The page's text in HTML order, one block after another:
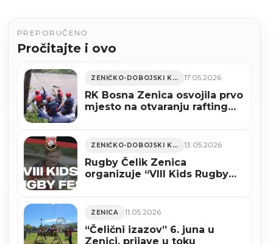
PREPORUČENO
Pročitajte i ovo
ZENIČKO-DOBOJSKI KANTON 17.05.2026
RK Bosna Zenica osvojila prvo
mjesto na otvaranju rafting
ZENIČKO-DOBOJSKI KANTON 13.05.2026
Rugby Čelik Zenica
organizuje “VIII Kids Rugby
ZENICA 11.05.2026
“Čelični izazov” 6. juna u
Zenici, prijave u toku